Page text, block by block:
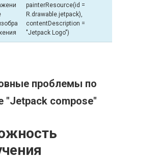
painterResource(id =
R.drawable.jetpack),
contentDescription =
"Jetpack Logo")
проблемы по
"Jetpack compose"